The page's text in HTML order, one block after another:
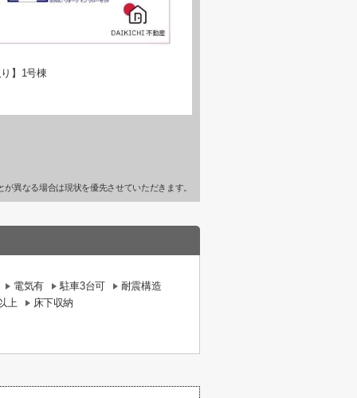
】1号棟
異なる場合は現状を優先させていただきます。
電気有 駐車3台可
耐震構造
上
床下収納